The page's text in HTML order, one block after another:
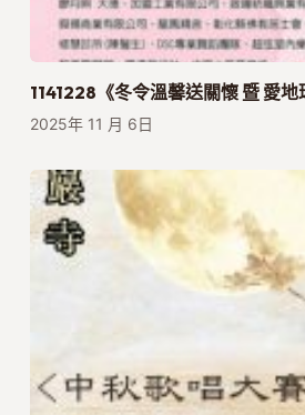
1141228《冬令溫馨送關懷 暨 愛地
2025年 11 月 6日